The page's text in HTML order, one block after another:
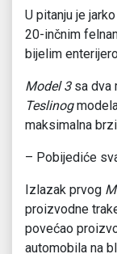
U pitanju je
20-inčnim
bijelim
Model 3sa dva
Teslinog
maksimalna
– Pobijediće
Izlazak prvog
proizvodne
povećao
automobila na